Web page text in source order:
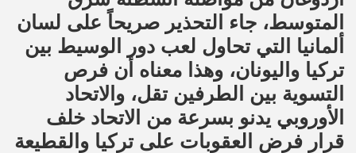
المتوسط، جاء التحذير صريحاً على لسان
ألمانيا التي تحاول لعب دور الوسيط بين
تركيا واليونان، وهذا معناه أن فرص
التسوية بين الطرفين تقل، والاتحاد
الأوروبي يدنو بسرعة من الاتحاد خلف
قرار فرض العقوبات على تركيا والقطيعة